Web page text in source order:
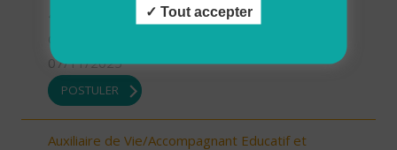
07/11/2025
POSTULER
Auxiliaire de Vie/Accompagnant Educatif et
Tout accepter